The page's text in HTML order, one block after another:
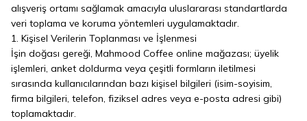
alışveriş ortamı sağlamak amacıyla uluslararası standartlarda
veri toplama ve koruma yöntemleri uygulamaktadır.
1. Kişisel Verilerin Toplanması ve İşlenmesi
İşin doğası gereği, Mahmood Coffee online mağazası; üyelik
işlemleri, anket doldurma veya çeşitli formların iletilmesi
sırasında kullanıcılarından bazı kişisel bilgileri (isim-soyisim,
firma bilgileri, telefon, fiziksel adres veya e-posta adresi gibi)
toplamaktadır.